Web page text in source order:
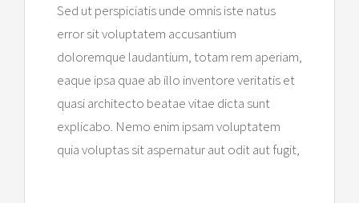
Sed ut perspiciatis unde omnis iste natus
error sit voluptatem accusantium
doloremque laudantium, totam rem aperiam,
eaque ipsa quae ab illo inventore veritatis et
quasi architecto beatae vitae dicta sunt
explicabo. Nemo enim ipsam voluptatem
quia voluptas sit aspernatur aut odit aut fugit,